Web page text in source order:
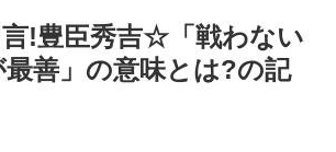
!豊臣秀吉☆「戦わない
善」の意味とは?の記